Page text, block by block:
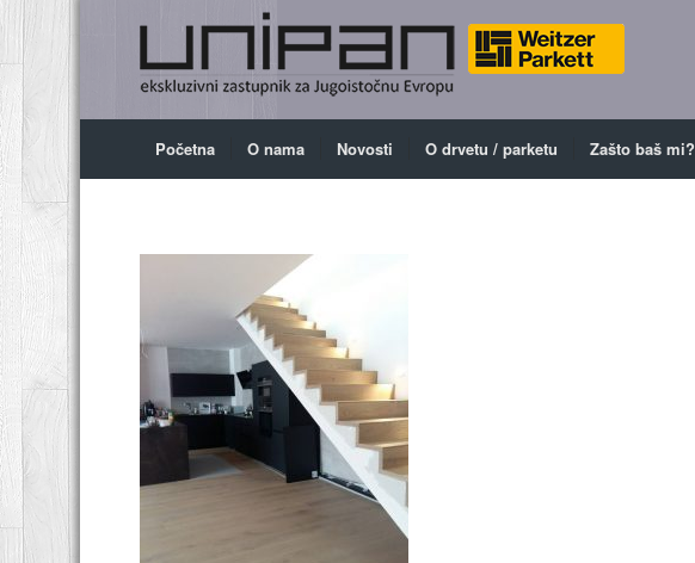
Početna O nama Novosti O drvetu / parketu Zašto baš mi?